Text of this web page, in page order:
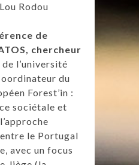
Rodou
de
chercheur
de l’université
du
Forest’in :
sociétale et
le Portugal
avec un focus